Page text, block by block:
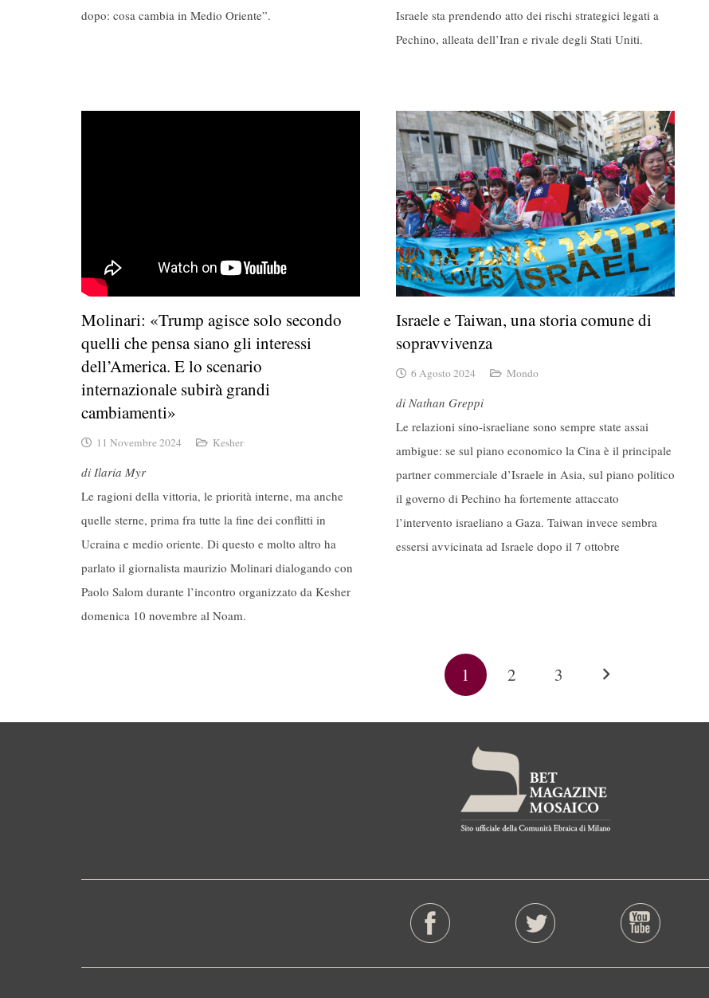
dopo: cosa cambia in Medio Oriente”.
Israele sta prendendo atto dei rischi strategici legati a
Pechino, alleata dell’Iran e rivale degli Stati Uniti.
Molinari: «Trump agisce solo secondo
quelli che pensa siano gli interessi
dell’America. E lo scenario
internazionale subirà grandi
cambiamenti»
11 Novembre 2024 Kesher
di Ilaria Myr
Le ragioni della vittoria, le priorità interne, ma anche
quelle sterne, prima fra tutte la fine dei conflitti in
Ucraina e medio oriente. Di questo e molto altro ha
parlato il giornalista maurizio Molinari dialogando con
Paolo Salom durante l’incontro organizzato da Kesher
domenica 10 novembre al Noam.
Israele e Taiwan, una storia comune di
sopravvivenza
6 Agosto 2024 Mondo
di Nathan Greppi
Le relazioni sino-israeliane sono sempre state assai
ambigue: se sul piano economico la Cina è il principale
partner commerciale d’Israele in Asia, sul piano politico
il governo di Pechino ha fortemente attaccato
l’intervento israeliano a Gaza. Taiwan invece sembra
essersi avvicinata ad Israele dopo il 7 ottobre
1 2 3